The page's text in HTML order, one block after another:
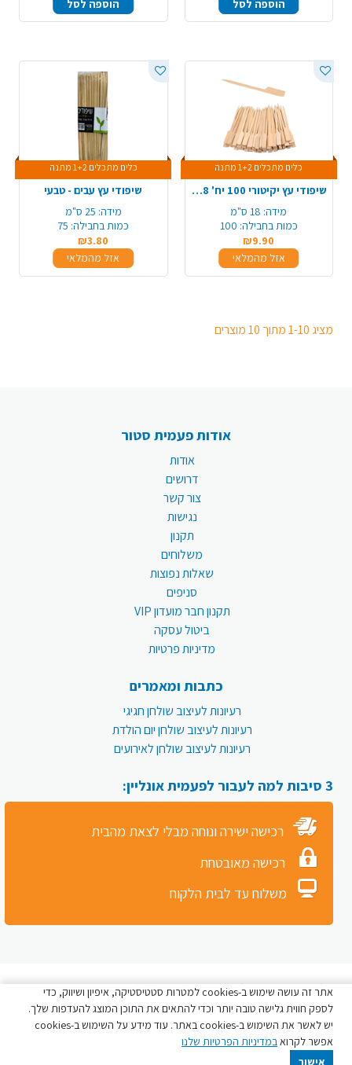
הוספה לסל הוספה לסל
כלים מתכלים 1+2 מתנה
שיפודי עץ יקיטורי 100 יח' 18 ס"מ - טבעי
מידה: 18 ס"מ
כמות בחבילה: 100
₪9.90
אזל מהמלאי
כלים מתכלים 1+2 מתנה
שיפודי עץ עבים - טבעי
מידה: 25 ס"מ
כמות בחבילה: 75
₪3.80
אזל מהמלאי
מציג 1-10 מתוך 10 מוצרים
אודות פעמית סטור
אודות
דרושים
צור קשר
נגישות
תקנון
משלוחים
שאלות נפוצות
סניפים
תקנון חבר מועדון VIP
ביטול עסקה
מדיניות פרטיות
כתבות ומאמרים
רעיונות לעיצוב שולחן חגיגי
רעיונות לעיצוב שולחן יום הולדת
רעיונות לעיצוב שולחן לאירועים
3 סיבות למה לעבור לפעמית אונליין:
רכישה ישירה ונוחה מבלי לצאת מהבית
רכישה מאובטחת
משלוח עד לבית הלקוח
כל הזכויות שמורות לפעמית סטור © 2026אתר זה עושה שימוש ב-cookies למטרות סטטיסטיקה, איפיון ושיווק, כדי
לספק חווית גלישה טובה יותר וכדי להתאים את התוכן המוצג להעדפות שלך.
יש לאשר את השימוש ב-cookies באתר. עוד מידע על השימוש ב-cookies
אפשר לקרוא במדיניות הפרטיות שלנו
אישור